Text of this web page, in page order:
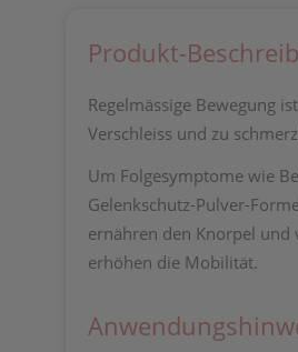
Produkt-
Regelmässige Bewegung
Verschleiss und zu
Um Folgesymptome wie
Gelenkschutz-Pulver-
ernähren den Knorpel und
erhöhen die Mobilität.